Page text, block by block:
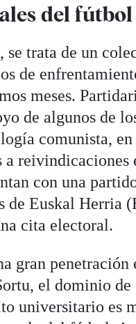
del fútbol
se trata de un
de
meses.
de algunos de
comunista,
a
con una
de Euskal Herria
cita electoral.
gran
el dominio
universitario es